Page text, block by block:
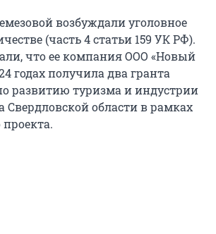
возбуждали уголовное
(часть 4 статьи 159 УК РФ).
что ее компания ООО «Новый
годах получила два гранта
развитию туризма и индустрии
Свердловской области в рамках